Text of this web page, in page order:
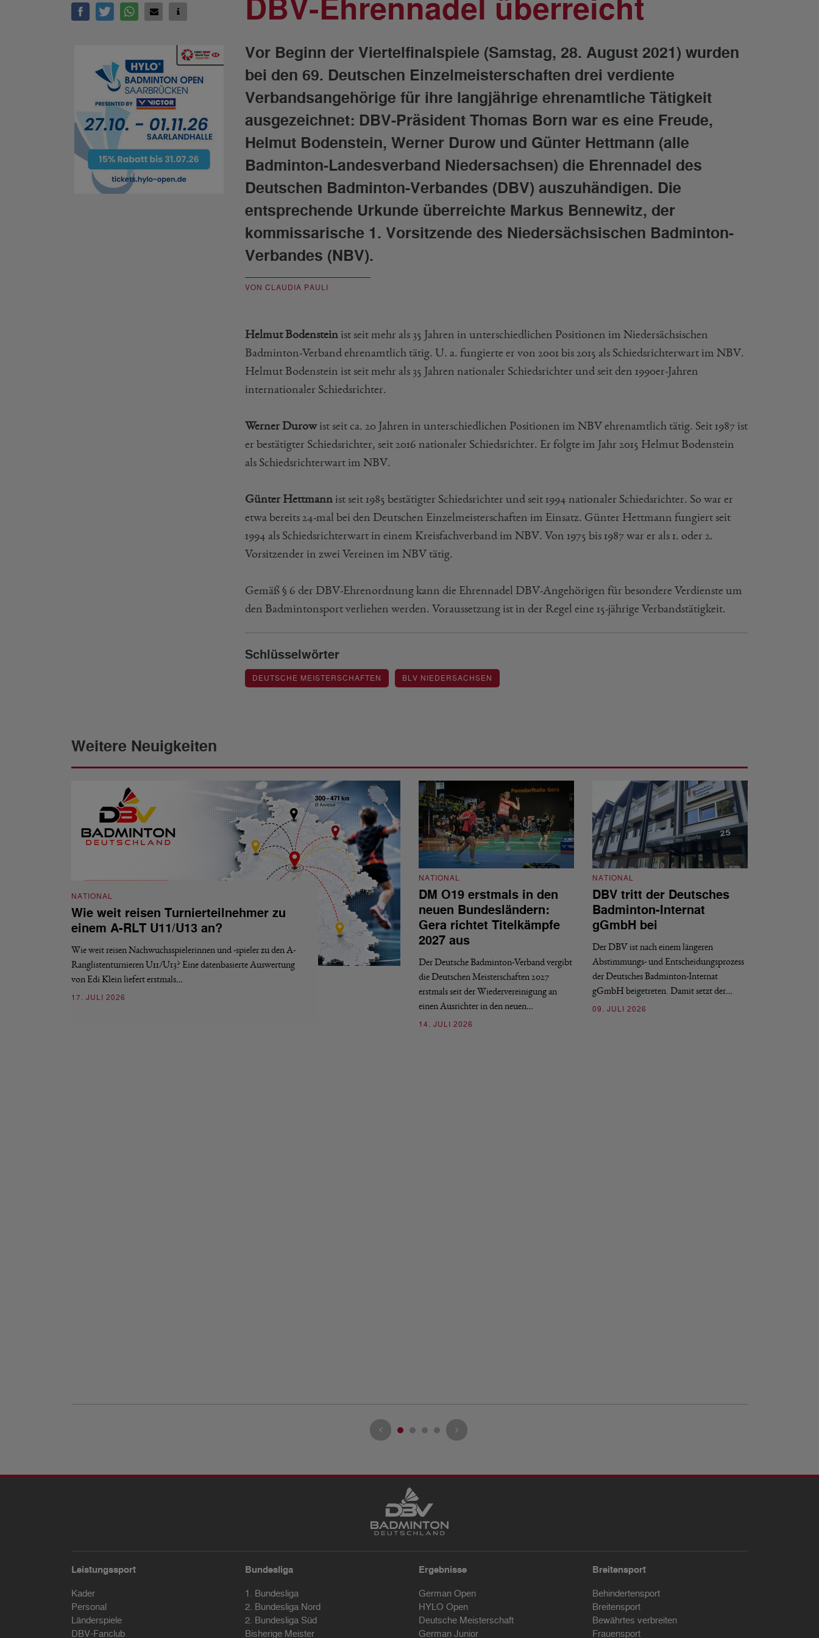
DBV-Ehrennadel überreicht
Vor Beginn der Viertelfinalspiele (Samstag, 28. August 2021) wurden
bei den 69. Deutschen Einzelmeisterschaften drei verdiente
Verbandsangehörige für ihre langjährige ehrenamtliche Tätigkeit
ausgezeichnet: DBV-Präsident Thomas Born war es eine Freude,
Helmut Bodenstein, Werner Durow und Günter Hettmann (alle
Badminton-Landesverband Niedersachsen) die Ehrennadel des
Deutschen Badminton-Verbandes (DBV) auszuhändigen. Die
entsprechende Urkunde überreichte Markus Bennewitz, der
kommissarische 1. Vorsitzende des Niedersächsischen Badminton-
Verbandes (NBV).
VON CLAUDIA PAULI
Helmut Bodenstein ist seit mehr als 35 Jahren in unterschiedlichen Positionen im Niedersächsischen
Badminton-Verband ehrenamtlich tätig. U. a. fungierte er von 2001 bis 2015 als Schiedsrichterwart im NBV.
Helmut Bodenstein ist seit mehr als 35 Jahren nationaler Schiedsrichter und seit den 1990er-Jahren
internationaler Schiedsrichter.
Werner Durow ist seit ca. 20 Jahren in unterschiedlichen Positionen im NBV ehrenamtlich tätig. Seit 1987 ist
er bestätigter Schiedsrichter, seit 2016 nationaler Schiedsrichter. Er folgte im Jahr 2015 Helmut Bodenstein
als Schiedsrichterwart im NBV.
Günter Hettmann ist seit 1985 bestätigter Schiedsrichter und seit 1994 nationaler Schiedsrichter. So war er
etwa bereits 24-mal bei den Deutschen Einzelmeisterschaften im Einsatz. Günter Hettmann fungiert seit
1994 als Schiedsrichterwart in einem Kreisfachverband im NBV. Von 1975 bis 1987 war er als 1. oder 2.
Vorsitzender in zwei Vereinen im NBV tätig.
Gemäß § 6 der DBV-Ehrenordnung kann die Ehrennadel DBV-Angehörigen für besondere Verdienste um
den Badmintonsport verliehen werden. Voraussetzung ist in der Regel eine 15-jährige Verbandstätigkeit.
Schlüsselwörter
DEUTSCHE MEISTERSCHAFTEN BLV NIEDERSACHSEN
Weitere Neuigkeiten
NATIONAL
Wie weit reisen Turnierteilnehmer zu
einem A-RLT U11/U13 an?
Wie weit reisen Nachwuchsspielerinnen und -spieler zu den A-
Ranglistenturnieren U11/U13? Eine datenbasierte Auswertung
von Edi Klein liefert erstmals…
17. JULI 2026
NATIONAL
DM O19 erstmals in den
neuen Bundesländern:
Gera richtet Titelkämpfe
2027 aus
Der Deutsche Badminton-Verband vergibt
die Deutschen Meisterschaften 2027
erstmals seit der Wiedervereinigung an
einen Ausrichter in den neuen…
14. JULI 2026
NATIONAL
DBV tritt der Deutsches
Badminton-Internat
gGmbH bei
Der DBV ist nach einem längeren
Abstimmungs- und Entscheidungsprozess
der Deutsches Badminton-Internat
gGmbH beigetreten. Damit setzt der…
09. JULI 2026
Leistungssport
Kader
Personal
Länderspiele
DBV-Fanclub
Bundesliga
1. Bundesliga
2. Bundesliga Nord
2. Bundesliga Süd
Bisherige Meister
Ergebnisse
German Open
HYLO Open
Deutsche Meisterschaft
German Junior
Breitensport
Behindertensport
Breitensport
Bewährtes verbreiten
Frauensport